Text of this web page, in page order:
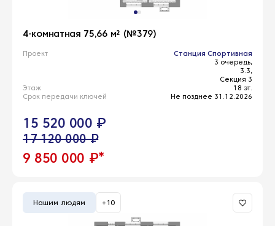
4-комнатная 75,66 м² (№379)
Проект
Станция Спортивная
3 очередь,
3.3,
Секция 3
Этаж
18 эт.
Срок передачи ключей
Не позднее 31.12.2026
15 520 000 ₽
17 120 000 ₽
9 850 000 ₽*
Нашим людям +10